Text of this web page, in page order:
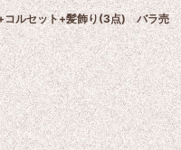
ルセット+髪飾り(3点) バラ売